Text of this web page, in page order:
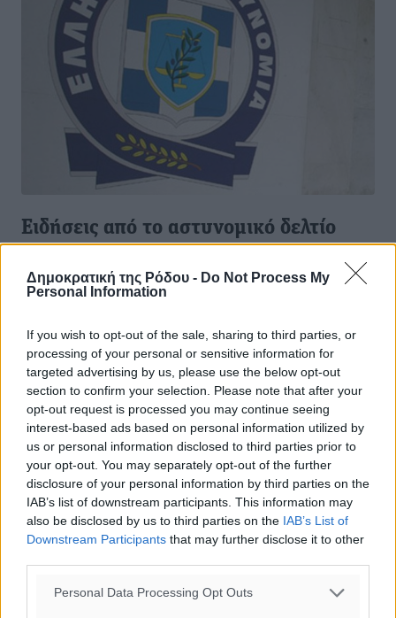
Δημοκρατική της Ρόδου - Do Not Process My
Personal Information
If you wish to opt-out of the sale, sharing to third parties, or
processing of your personal or sensitive information for
targeted advertising by us, please use the below opt-out
section to confirm your selection. Please note that after your
opt-out request is processed you may continue seeing
interest-based ads based on personal information utilized by
us or personal information disclosed to third parties prior to
your opt-out. You may separately opt-out of the further
disclosure of your personal information by third parties on the
IAB’s list of downstream participants. This information may
also be disclosed by us to third parties on the IAB’s List of
Downstream Participants that may further disclose it to other
Personal Data Processing Opt Outs
Ειδήσεις από το αστυνομικό δελτίο
Λίνδου Ι.Χ.Ε. αυτοκίνητο οδηγούμενο από 87χρονο
ημεδαπό εξετράπη της πορείας του και προσέκρουσε σε
25.02.17, 12:42